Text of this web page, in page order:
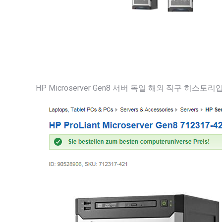
HP Microserver Gen8 서버 독일 해외 직구 히스토리